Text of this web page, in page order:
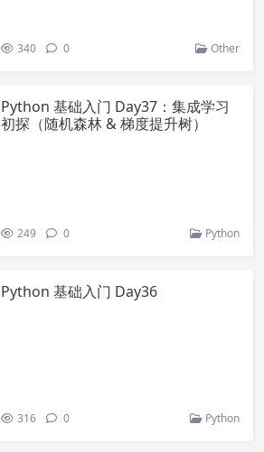
340 0 Other
Python 基础入门 Day37：集成学习
初探（随机森林 & 梯度提升树）
249 0 Python
Python 基础入门 Day36
316 0 Python